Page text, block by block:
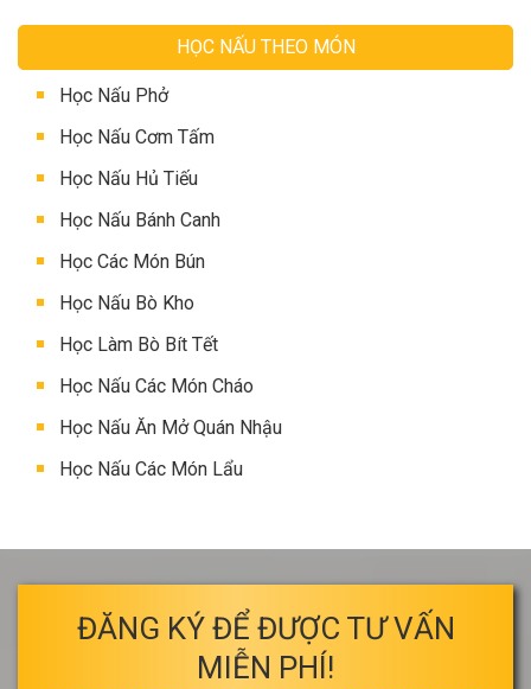
HỌC NẤU THEO MÓN
Học Nấu Phở
Học Nấu Cơm Tấm
Học Nấu Hủ Tiếu
Học Nấu Bánh Canh
Học Các Món Bún
Học Nấu Bò Kho
Học Làm Bò Bít Tết
Học Nấu Các Món Cháo
Học Nấu Ăn Mở Quán Nhậu
Học Nấu Các Món Lẩu
ĐĂNG KÝ ĐỂ ĐƯỢC TƯ VẤN
MIỄN PHÍ!